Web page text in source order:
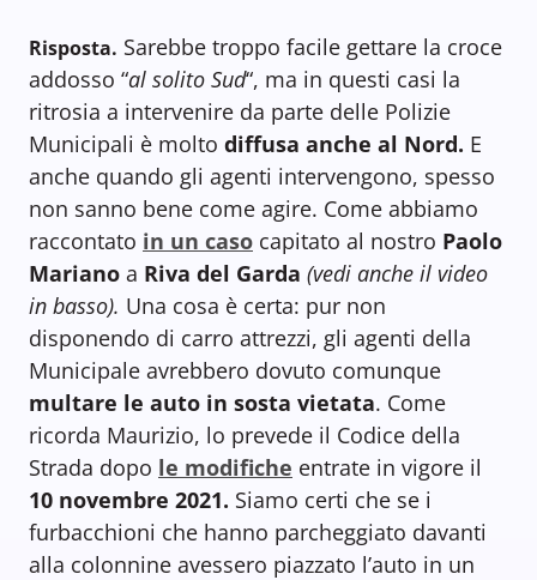
Risposta. Sarebbe troppo facile gettare la croce
addosso “al solito Sud“, ma in questi casi la
ritrosia a intervenire da parte delle Polizie
Municipali è molto diffusa anche al Nord. E
anche quando gli agenti intervengono, spesso
non sanno bene come agire. Come abbiamo
raccontato in un caso capitato al nostro Paolo
Mariano a Riva del Garda (vedi anche il video
in basso). Una cosa è certa: pur non
disponendo di carro attrezzi, gli agenti della
Municipale avrebbero dovuto comunque
multare le auto in sosta vietata. Come
ricorda Maurizio, lo prevede il Codice della
Strada dopo le modifiche entrate in vigore il
10 novembre 2021. Siamo certi che se i
furbacchioni che hanno parcheggiato davanti
alla colonnine avessero piazzato l’auto in un